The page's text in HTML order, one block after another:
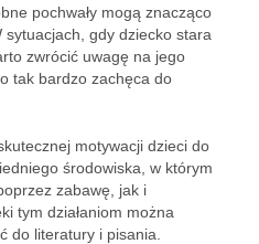
pochwały mogą znacząco
sytuacjach, gdy dziecko stara
zwrócić uwagę na jego
tak bardzo zachęca do
motywacji dzieci do
środowiska, w którym
zabawę, jak i
tym działaniom można
do literatury i pisania.